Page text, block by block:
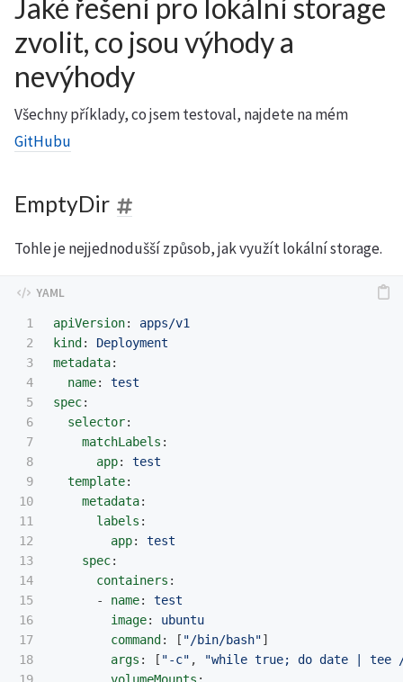
Jaké řešení pro lokální storage
zvolit, co jsou výhody a
nevýhody
Všechny příklady, co jsem testoval, najdete na mém
GitHubu
EmptyDir
Tohle je nejjednodušší způsob, jak využít lokální storage.
1
2
3
4
5
6
7
8
9
10
11
12
13
14
15
16
17
18
apiVersion:
apps/v1
kind :
Deployment
metadata:
name:
test
spec:
selector:
matchLabels :
app:
test
template:
metadata:
labels :
app:
test
spec:
containers :
-
name:
test
image:
ubuntu
command : [ "/bin/bash"]
args : [ "-c" , "while true; do date tee